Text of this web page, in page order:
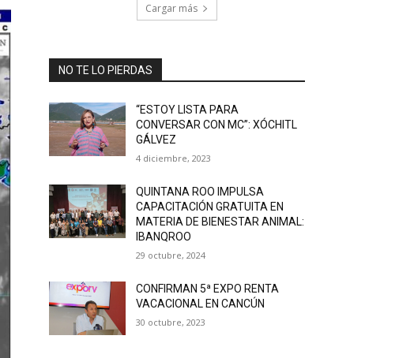
Cargar más
NO TE LO PIERDAS
“ESTOY LISTA PARA
CONVERSAR CON MC”: XÓCHITL
GÁLVEZ
4 diciembre, 2023
QUINTANA ROO IMPULSA
CAPACITACIÓN GRATUITA EN
MATERIA DE BIENESTAR ANIMAL:
IBANQROO
29 octubre, 2024
CONFIRMAN 5ª EXPO RENTA
VACACIONAL EN CANCÚN
30 octubre, 2023